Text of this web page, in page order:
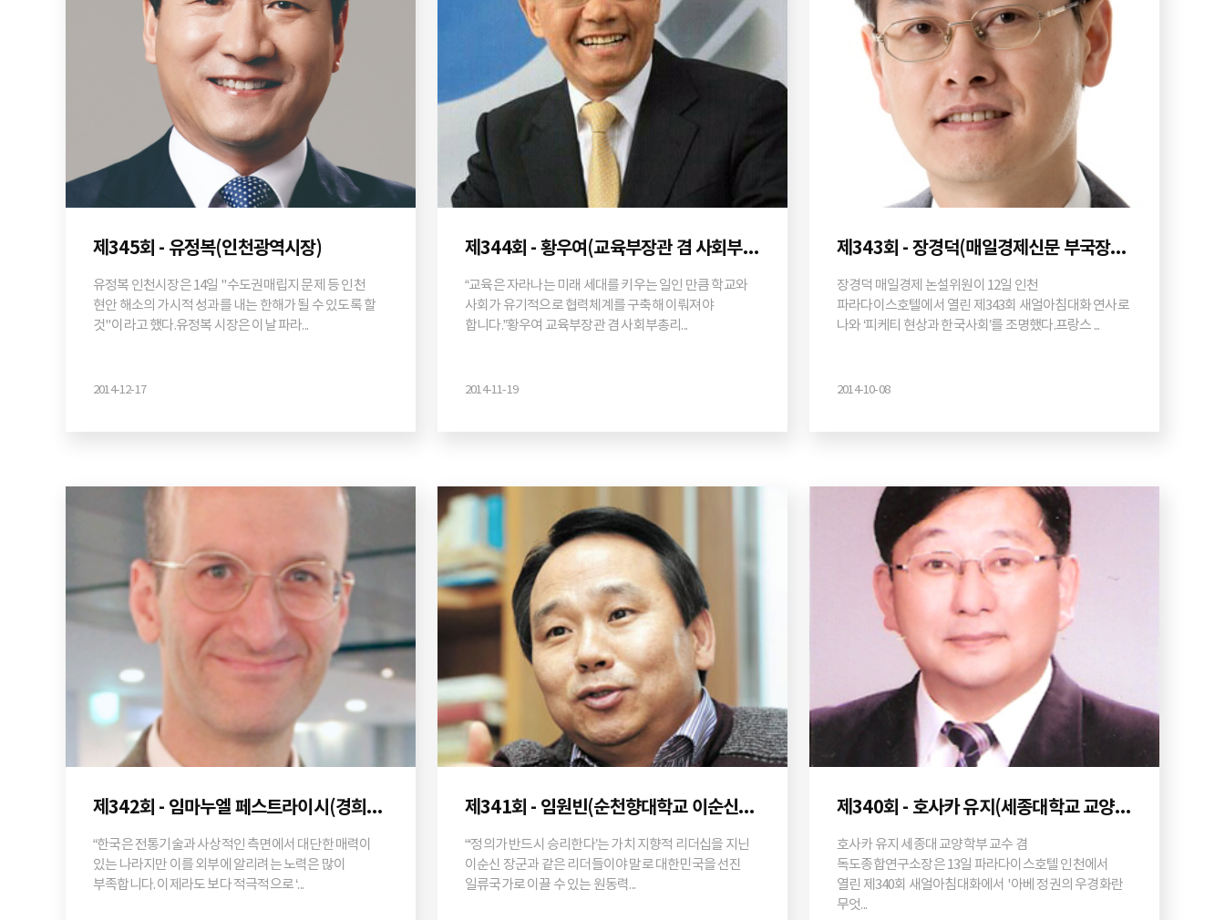
제345회 - 유정복(인천광역시장)
유정복 인천시장은 14일 "수도권매립지 문제 등 인천
현안 해소의 가시적 성과를 내는 한해가 될 수 있도록 할
것"이라고 했다.유정복 시장은 이날 파라...
2014-12-17
제344회 - 황우여(교육부장관 겸 사회부총리 / 국회의원)
“교육은 자라나는 미래 세대를 키우는 일인 만큼 학교와
사회가 유기적으로 협력체계를 구축해 이뤄져야
합니다.”황우여 교육부장관 겸 사회부총리...
2014-11-19
제343회 - 장경덕(매일경제신문 부국장대우 논설위원)
장경덕 매일경제 논설위원이 12일 인천
파라다이스호텔에서 열린 제343회 새얼아침대화 연사로
나와 ‘피케티 현상과 한국사회’를 조명했다.프랑스 ...
2014-10-08
제342회 - 임마누엘 페스트라이시(경희대학교 국제학부 교수)
“한국은 전통기술과 사상적인 측면에서 대단한 매력이
있는 나라지만 이를 외부에 알리려는 노력은 많이
부족합니다. 이제라도 보다 적극적으로 ‘...
제341회 - 임원빈(순천향대학교 이순신연구소 소장)
“‘정의가 반드시 승리한다’는 가치 지향적 리더십을 지닌
이순신 장군과 같은 리더들이야 말로 대한민국을 선진
일류국가로 이끌 수 있는 원동력...
제340회 - 호사카 유지(세종대학교 교양학부 교수)
호사카 유지 세종대 교양학부 교수 겸
독도종합연구소장은 13일 파라다이스호텔 인천에서
열린 제340회 새얼아침대화에서 '아베 정권의 우경화란
무엇...